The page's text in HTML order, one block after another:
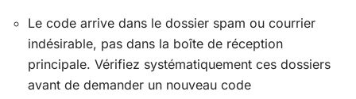
Le code arrive dans le dossier spam ou courrier
indésirable, pas dans la boîte de réception
principale. Vérifiez systématiquement ces dossiers
avant de demander un nouveau code